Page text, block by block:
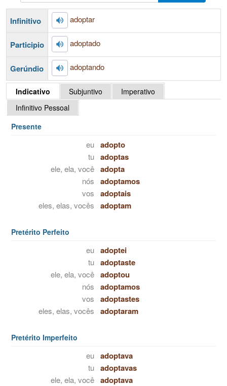
Infinitivo adoptar
Participio adoptado
Gerúndio adoptando
Indicativo Subjuntivo
Imperativo
Infinitivo Pessoal
Presente
eu adopto
tu adoptas
ele, ela, você adopta
nós adoptamos
vos adoptais
eles, elas, vocês adoptam
Pretérito Perfeito
eu adoptei
tu adoptaste
ele, ela, você adoptou
nós adoptamos
vos adoptastes
eles, elas, vocês adoptaram
Pretérito Imperfeito
eu adoptava
tu adoptavas
ele, ela, você adoptava